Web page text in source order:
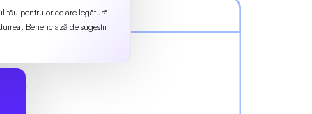
tău pentru orice are legătură
Beneficiază de sugestii